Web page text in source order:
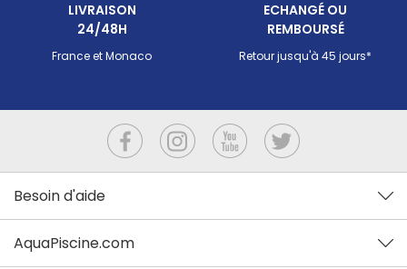
LIVRAISON
24/48H
France et Monaco
ECHANGÉ OU
REMBOURSÉ
Retour jusqu'à 45 jours*
Besoin d'aide
AquaPiscine.com